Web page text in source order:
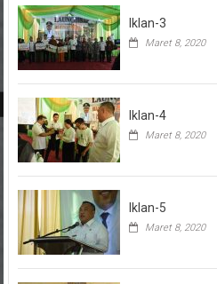
Iklan-3
Maret 8, 2020
Iklan-4
Maret 8, 2020
Iklan-5
Maret 8, 2020